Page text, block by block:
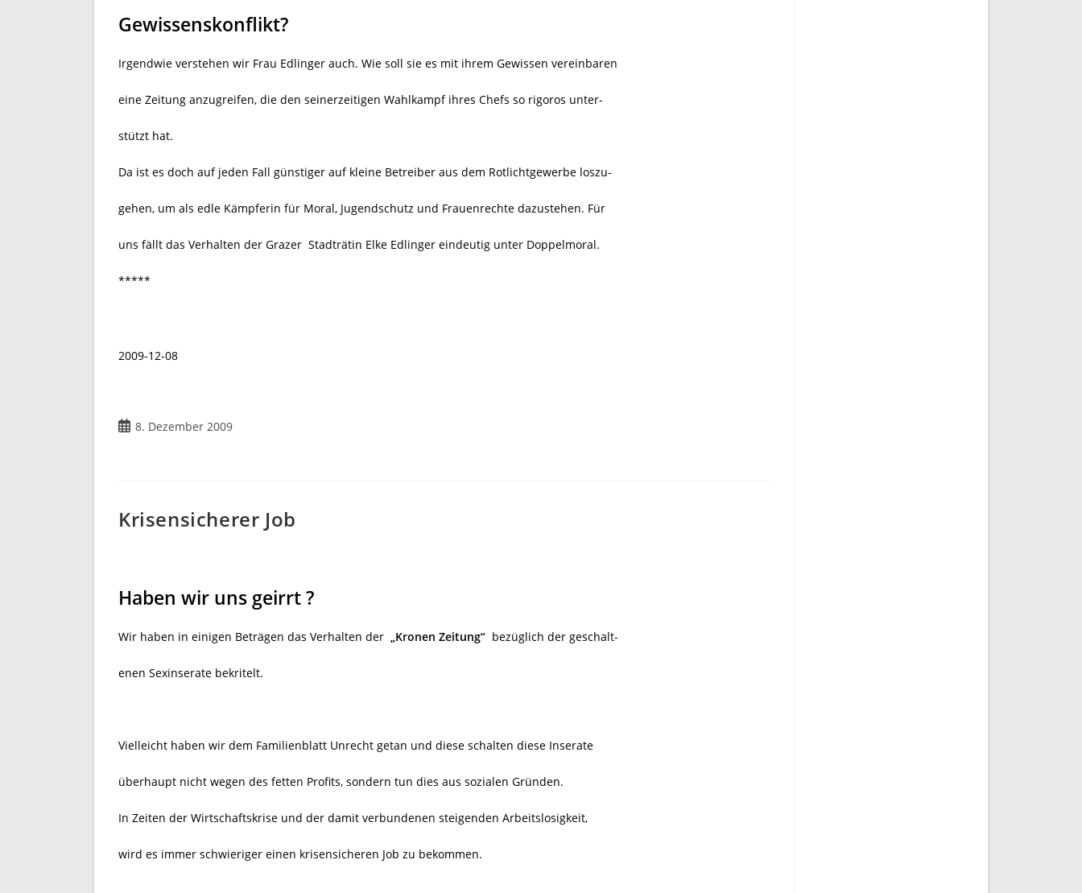
Gewissenskonflikt?
Irgendwie verstehen wir Frau Edlinger auch. Wie soll sie es mit ihrem Gewissen vereinbaren
eine Zeitung anzugreifen, die den seinerzeitigen Wahlkampf ihres Chefs so rigoros unter-
stützt hat.
Da ist es doch auf jeden Fall günstiger auf kleine Betreiber aus dem Rotlichtgewerbe loszu-
gehen, um als edle Kämpferin für Moral, Jugendschutz und Frauenrechte dazustehen. Für
uns fällt das Verhalten der Grazer Stadträtin Elke Edlinger eindeutig unter Doppelmoral.
*****
2009-12-08
Beitrag
8. Dezember 2009
Krisensicherer Job
Haben wir uns geirrt ?
Wir haben in einigen Beträgen das Verhalten der „Kronen Zeitung“ bezüglich der geschalt-
enen Sexinserate bekritelt.
Vielleicht haben wir dem Familienblatt Unrecht getan und diese schalten diese Inserate
überhaupt nicht wegen des fetten Profits, sondern tun dies aus sozialen Gründen.
In Zeiten der Wirtschaftskrise und der damit verbundenen steigenden Arbeitslosigkeit,
wird es immer schwieriger einen krisensicheren Job zu bekommen.